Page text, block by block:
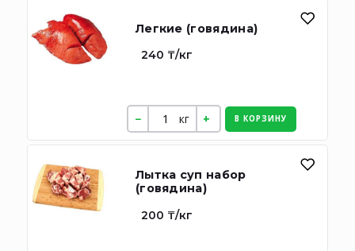
Легкие (говядина)
240 ₸/кг
кг В КОРЗИНУ
Лытка суп набор
(говядина)
200 ₸/кг